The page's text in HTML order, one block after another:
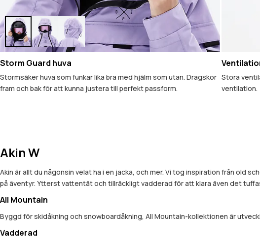
Storm Guard huva
Stormsäker huva som funkar lika bra med hjälm som utan. Dragskor
fram och bak för att kunna justera till perfekt passform.
Stora
ventilation.
Akin W
Akin är allt du någonsin velat ha i en jacka, och mer. Vi tog inspiration från old
på äventyr. Ytterst vattentät och tillräckligt vadderad för att klara även det
All Mountain
Byggd för skidåkning och snowboardåkning, All Mountain-kollektionen är
Vadderad